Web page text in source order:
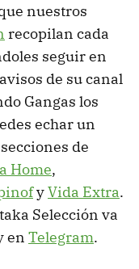
nuestros
recopilan cada
seguir en
de su canal
Gangas los
echar un
de
Home,
yVida Extra.
Selección va
en Telegram.